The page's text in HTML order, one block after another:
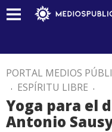
PORTAL MEDIOS
. ESPÍRITU LIBRE .
Yoga para el
Antonio